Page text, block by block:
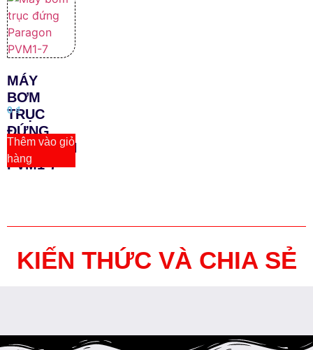
MÁY
BƠM
TRỤC
ĐỨNG
PARAGON
PVM1-7
0₫
Thêm vào giỏ
hàng
KIẾN THỨC VÀ CHIA SẺ